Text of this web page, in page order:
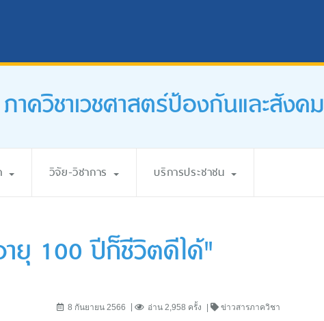
ภาควิชาเวชศาสตร์ป้องกันและสังคม
วิจัย-วิชาการ บริการประชาชน
ยุ 100 ปีก็ชีวิตดีได้"
8 กันยายน 2566 อ่าน 2,958 ครั้ง ข่าวสารภาควิชา